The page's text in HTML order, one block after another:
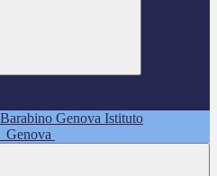
Istituto
Genova